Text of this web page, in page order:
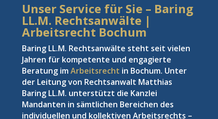
Unser Service für Sie – Baring
LL.M. Rechtsanwälte |
Arbeitsrecht Bochum
Baring LL.M. Rechtsanwälte steht seit vielen
Jahren für kompetente und engagierte
Beratung imArbeitsrecht in Bochum. Unter
der Leitung von Rechtsanwalt Matthias
Baring LL.M. unterstützt die Kanzlei
Mandanten in sämtlichen Bereichen des
individuellen und kollektiven Arbeitsrechts –